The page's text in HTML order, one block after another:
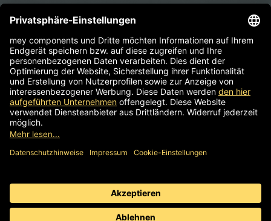
E-Mail schreiben
Impressum AGB
Informationspflicht
© 2026 mey components | Komponenten für
Arbeitsdrehstühle, Hocker & Stehhilfen